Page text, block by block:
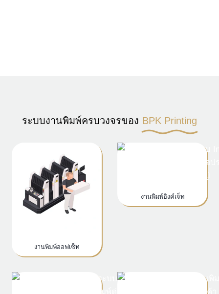
ระบบงานพิมพ์ครบวงจรของ BPK Printing
งานพิมพ์ออฟเซ็ท
งานพิมพ์อิงค์เจ็ท